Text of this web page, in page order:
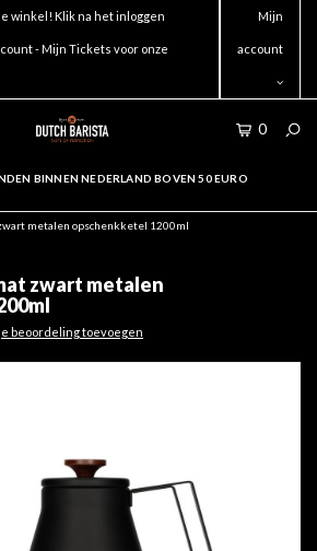
winkel! Klik na het inloggen
- Mijn Tickets voor onze
Mijn
account
0
BINNEN NEDERLAND BOVEN 50 EURO
metalen opschenkketel 1200ml
zwart metalen
beoordeling toevoegen